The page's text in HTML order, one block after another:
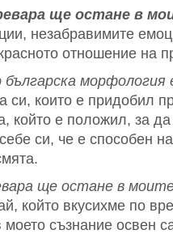
ще остане в
незабравимите
отношение на
морфология
си, които е придобил
който е положил, за
си, че е способен
ще остане в
който вкусихме по
съзнание освен